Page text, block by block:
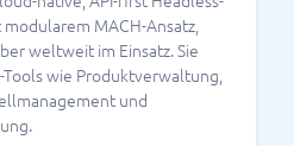
MACH-Ansatz,
weltweit im Einsatz. Sie
wie Produktverwaltung,
und